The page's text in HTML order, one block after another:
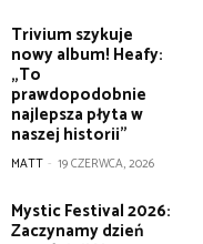
Trivium szykuje
nowy album! Heafy:
„To
prawdopodobnie
najlepsza płyta w
naszej historii”
MATT - 19 CZERWCA, 2026
Mystic Festival 2026:
Zaczynamy dzień